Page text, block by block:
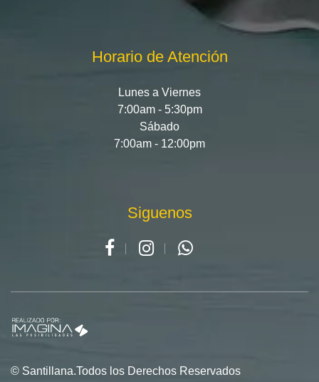
Horario de Atención
Lunes a Viernes
7:00am - 5:30pm
Sábado
7:00am - 12:00pm
Siguenos
© Santillana.Todos los Derechos Reservados